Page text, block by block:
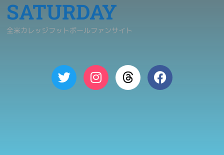
SATURDAY
全米カレッジフットボールファンサイト